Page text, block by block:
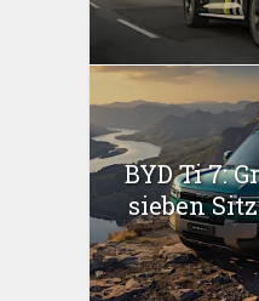
BYD Ti 7:
sieben